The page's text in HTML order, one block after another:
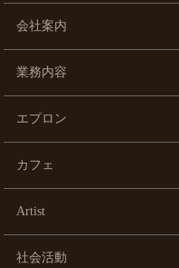
会社案内
業務内容
エプロン
カフェ
Artist
社会活動